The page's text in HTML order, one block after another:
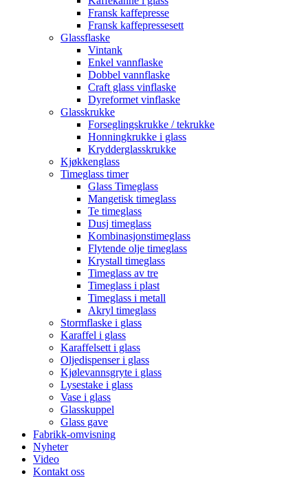
Fransk kaffepresse
Fransk kaffepressesett
Glassflaske
Vintank
Enkel vannflaske
Dobbel vannflaske
Craft glass vinflaske
Dyreformet vinflaske
Glasskrukke
Forseglingskrukke / tekrukke
Honningkrukke i glass
Krydderglasskrukke
Kjøkkenglass
Timeglass timer
Glass Timeglass
Mangetisk timeglass
Te timeglass
Dusj timeglass
Kombinasjonstimeglass
Flytende olje timeglass
Krystall timeglass
Timeglass av tre
Timeglass i plast
Timeglass i metall
Akryl timeglass
Stormflaske i glass
Karaffel i glass
Karaffelsett i glass
Oljedispenser i glass
Kjølevannsgryte i glass
Lysestake i glass
Vase i glass
Glasskuppel
Glass gave
Fabrikk-omvisning
Nyheter
Video
Kontakt oss